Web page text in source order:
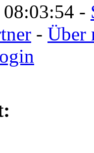
08:03:55 -
- Über